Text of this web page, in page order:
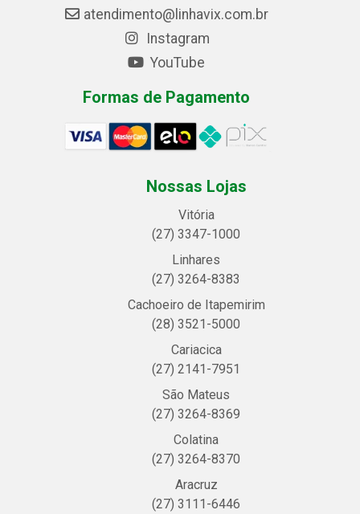
atendimento@linhavix.com.br
Instagram
YouTube
Formas de Pagamento
Nossas Lojas
Vitória
(27) 3347-1000
Linhares
(27) 3264-8383
Cachoeiro de Itapemirim
(28) 3521-5000
Cariacica
(27) 2141-7951
São Mateus
(27) 3264-8369
Colatina
(27) 3264-8370
Aracruz
(27) 3111-6446